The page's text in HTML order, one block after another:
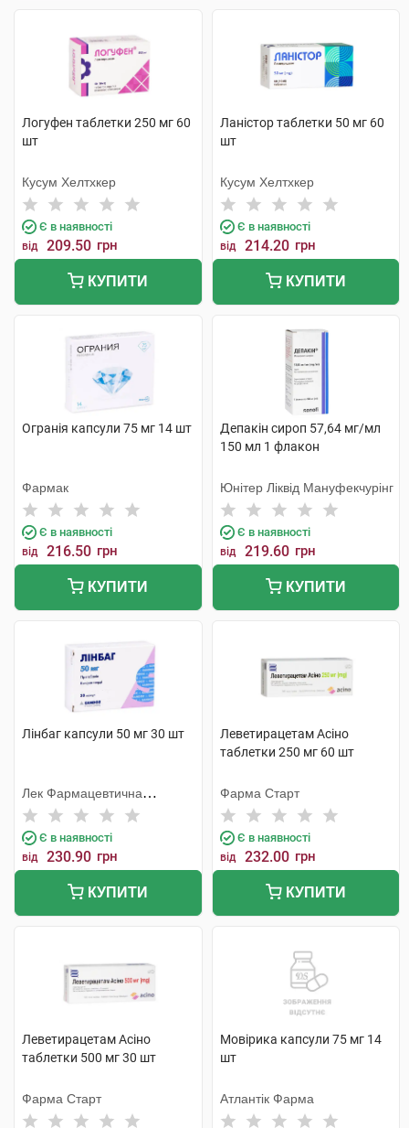
Логуфен таблетки 250 мг 60
шт
Кусум Хелтхкер
Є в наявності
від 209.50 грн
КУПИТИ
Ланістор таблетки 50 мг 60
шт
Кусум Хелтхкер
Є в наявності
від 214.20 грн
КУПИТИ
Огранія капсули 75 мг 14 шт
Фармак
Є в наявності
від 216.50 грн
КУПИТИ
Депакін сироп 57,64 мг/мл
150 мл 1 флакон
Юнітер Ліквід Мануфекчурінг
Є в наявності
від 219.60 грн
КУПИТИ
Лінбаг капсули 50 мг 30 шт
Лек Фармацевтична
компанія
Є в наявності
від 230.90 грн
КУПИТИ
Леветирацетам Асіно
таблетки 250 мг 60 шт
Фарма Старт
Є в наявності
від 232.00 грн
КУПИТИ
Леветирацетам Асіно
таблетки 500 мг 30 шт
Фарма Старт
Мовірика капсули 75 мг 14
шт
Атлантік Фарма